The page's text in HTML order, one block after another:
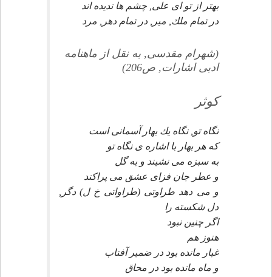
بهتر از تو اى على, چشم ها نديده اند
در تمام ملك, مير, در تمام دهر, مرد
(شهرام مقدسى, به نقل از ماهنامه
ادبى اشارات, ص206)
كوثر
نگاه تو, نگاه يك بهار آسمانى است
كه هر بهار با اشاره ى نگاه تو
به سبزه مى نشيند و به گل
و عطر جان فزاى عشق مى پراكند
و مى دهد طراوتى (طراواتى خ ل) دگر,
دل شكسته را
اگر چنين نبود
هنوز هم
غبار مانده بود در ضمير آفتاب
و ماه مانده بود در محاق